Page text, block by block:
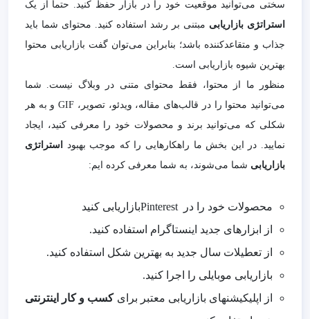
سختی می‌توانید موقعیت خود را در بازار حفظ کنید. حتماً از یک
استراتژی بازاریابی مبتنی بر رشد استفاده کنید. محتوای شما باید
جذاب و متقاعدکننده باشد؛ بنابراین می‌توان گفت بازاریابی محتوا
بهترین شیوه بازاریابی است.
منظور ما از محتوا، فقط محتوای متنی در وبلاگ نیست. شما
می‌توانید محتوا را در قالب‌های مقاله، ویدئو، تصویر، GIFو به هر
شکلی که می‌توانید برند و محصولات خود را معرفی کنید، ایجاد
نمایید. در این بخش ما راهکارهایی را که موجب بهبود
استراتژی
بازاریابی شما می‌شوند، به شما معرفی کرده ایم:
محصولات خود را در Pinterestبازاریابی کنید
از ابزارهای جدید اینستاگرام استفاده کنید.
از تعطیلات سال جدید به بهترین شکل استفاده کنید.
بازاریابی موبایلی را اجرا کنید.
از اپلیکیشن‏های بازاریابی معتبر برایکسب و کار اینترنتی